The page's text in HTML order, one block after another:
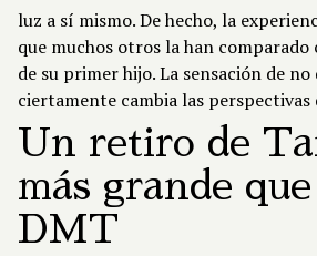
luz a sí mismo. De hecho, la
que muchos otros la han
de su primer hijo. La sensación de no
ciertamente cambia las perspectivas
Un retiro de
más grande
DMT